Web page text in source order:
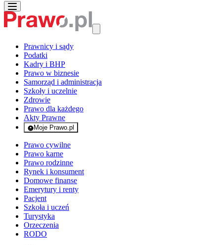
Prawnicy i sądy
Podatki
Kadry i BHP
Prawo w biznesie
Samorząd i administracja
Szkoły i uczelnie
Zdrowie
Prawo dla każdego
Akty Prawne
Moje Prawo.pl
- rejestracja i logowanie do serwisu
Prawo cywilne
Prawo karne
Prawo rodzinne
Rynek i konsument
Domowe finanse
Emerytury i renty
Pacjent
Szkoła i uczeń
Turystyka
Orzeczenia
RODO